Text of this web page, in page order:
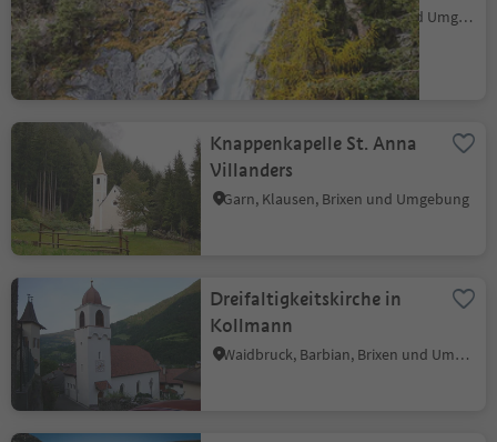
Kollmann, Barbian, Brixen und Umgebung
Knappenkapelle St. Anna
Villanders
Garn, Klausen, Brixen und Umgebung
Dreifaltigkeitskirche in
Kollmann
Waidbruck, Barbian, Brixen und Umgebung